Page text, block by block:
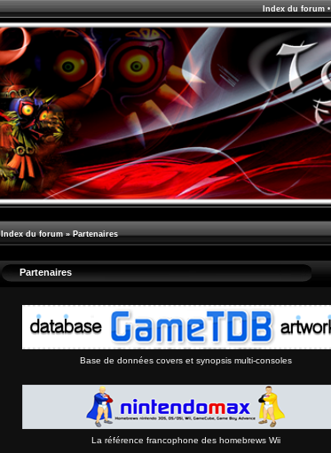
Index du forum•
Index du forum » Partenaires
Partenaires
Base de données covers et synopsis multi-consoles
La référence francophone des homebrews Wii